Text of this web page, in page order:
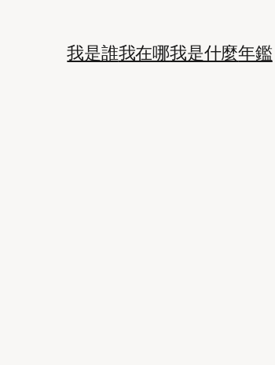
我是誰我在哪我是什麼年鑑